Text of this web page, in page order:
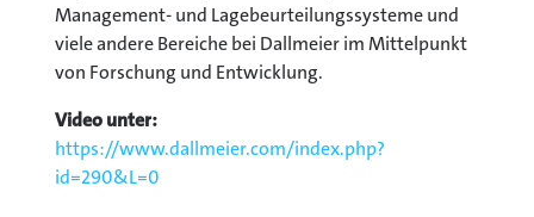
Management- und Lagebeurteilungssysteme und
viele andere Bereiche bei Dallmeier im Mittelpunkt
von Forschung und Entwicklung.
Video unter:
https://www.dallmeier.com/index.php?
id=290&L=0